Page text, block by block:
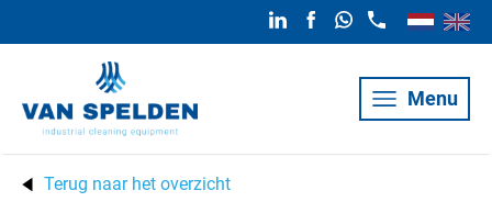
Menu
Terug naar het overzicht